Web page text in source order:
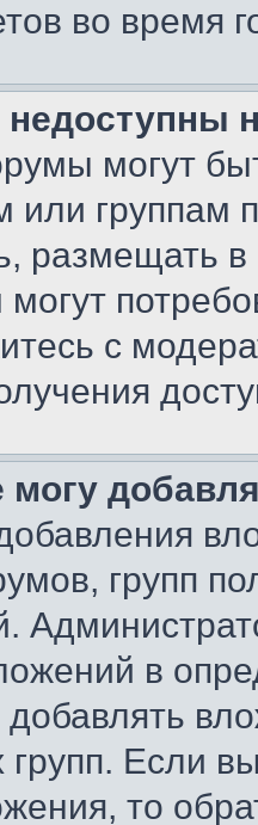
во время
недоступны
могут
или группам
размещать
с
могу
групп
в
Если
то